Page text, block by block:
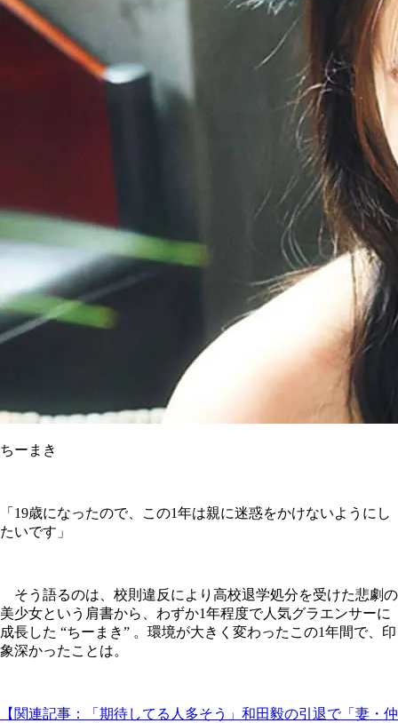
ちーまき
「19歳になったので、この1年は親に迷惑をかけないようにし
たいです」
そう語るのは、校則違反により高校退学処分を受けた悲劇の
美少女という肩書から、わずか1年程度で人気グラエンサーに
成長した “ちーまき” 。環境が大きく変わったこの1年間で、印
象深かったことは。
【関連記事：「期待してる人多そう」和田毅の引退で「妻・仲